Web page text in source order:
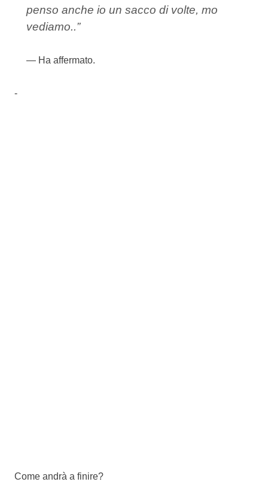
penso anche io un sacco di volte, mo
vediamo..”
Ha affermato.
-
Come andrà a finire?